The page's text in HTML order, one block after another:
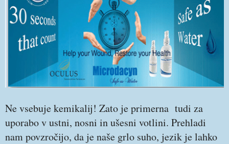
Ne vsebuje kemikalij! Zato je primerna tudi za
uporabo v ustni, nosni in ušesni votlini. Prehladi
nam povzročijo, da je naše grlo suho, jezik je lahko